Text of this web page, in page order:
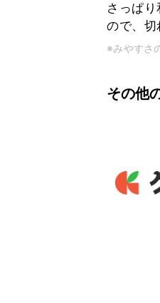
さっぱ
ので、切
※みやすさ
その他